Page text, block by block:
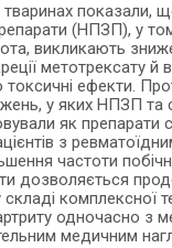
показали,
(НПЗП), у
викликають
метотрексату й
ефекти.
у яких НПЗП та
як препарати
з
частоти
дозволяється
комплексної
одночасно з
медичним